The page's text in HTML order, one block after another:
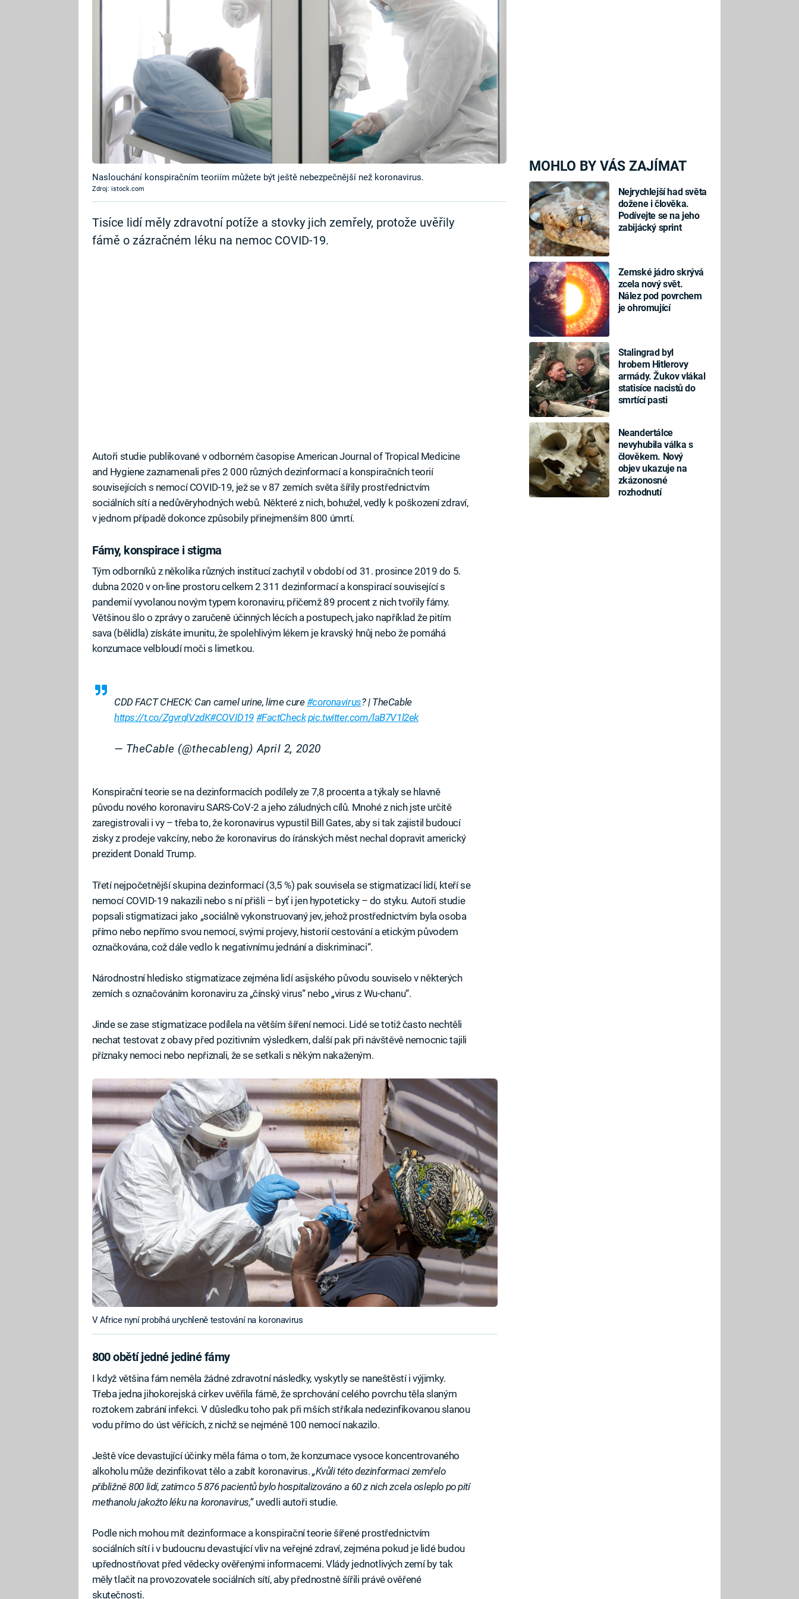
MOHLO BY VÁS ZAJÍMAT
Nejrychlejší had světa
dožene i člověka.
Podívejte se na jeho
zabijácký sprint
Zemské jádro skrývá
zcela nový svět.
Nález pod povrchem
je ohromující
Stalingrad byl
hrobem Hitlerovy
armády. Žukov vlákal
statisíce nacistů do
smrtící pasti
Neandertálce
nevyhubila válka s
člověkem. Nový
objev ukazuje na
zkázonosné
rozhodnutí
Naslouchání konspiračním teoriím můžete být ještě nebezpečnější než koronavirus.
Zdroj: istock.com
Tisíce lidí měly zdravotní potíže a stovky jich zemřely, protože uvěřily
fámě o zázračném léku na nemoc COVID-19.
Autoři studie publikované v odborném časopise American Journal of Tropical Medicine
and Hygiene zaznamenali přes 2 000 různých dezinformací a konspiračních teorií
souvisejících s nemocí COVID-19, jež se v 87 zemích světa šířily prostřednictvím
sociálních sítí a nedůvěryhodných webů. Některé z nich, bohužel, vedly k poškození zdraví,
v jednom případě dokonce způsobily přinejmenším 800 úmrtí.
Fámy, konspirace i stigma
Tým odborníků z několika různých institucí zachytil v období od 31. prosince 2019 do 5.
dubna 2020 v on-line prostoru celkem 2 311 dezinformací a konspirací související s
pandemií vyvolanou novým typem koronaviru, přičemž 89 procent z nich tvořily fámy.
Většinou šlo o zprávy o zaručeně účinných lécích a postupech, jako například že pitím
sava (bělidla) získáte imunitu, že spolehlivým lékem je kravský hnůj nebo že pomáhá
konzumace velbloudí moči s limetkou.
CDD FACT CHECK: Can camel urine, lime cure#coronavirus? | TheCable
https://t.co/ZgvrqlVzdK#COVID19 #FactCheckpic.twitter.com/laB7V1l2ek
— TheCable (@thecableng)April 2, 2020
Konspirační teorie se na dezinformacích podílely ze 7,8 procenta a týkaly se hlavně
původu nového koronaviru SARS-CoV-2 a jeho záludných cílů. Mnohé z nich jste určitě
zaregistrovali i vy – třeba to, že koronavirus vypustil Bill Gates, aby si tak zajistil budoucí
zisky z prodeje vakcíny, nebo že koronavirus do íránských měst nechal dopravit americký
prezident Donald Trump.
Třetí nejpočetnější skupina dezinformací (3,5 %) pak souvisela se stigmatizací lidí, kteří se
nemocí COVID-19 nakazili nebo s ní přišli – byť i jen hypoteticky – do styku. Autoři studie
popsali stigmatizaci jako „sociálně vykonstruovaný jev, jehož prostřednictvím byla osoba
přímo nebo nepřímo svou nemocí, svými projevy, historií cestování a etickým původem
označkována, což dále vedlo k negativnímu jednání a diskriminaci“.
Národnostní hledisko stigmatizace zejména lidí asijského původu souviselo v některých
zemích s označováním koronaviru za „čínský virus“ nebo „virus z Wu-chanu“.
Jinde se zase stigmatizace podílela na větším šíření nemoci. Lidé se totiž často nechtěli
nechat testovat z obavy před pozitivním výsledkem, další pak při návštěvě nemocnic tajili
příznaky nemoci nebo nepřiznali, že se setkali s někým nakaženým.
V Africe nyní probíhá urychleně testování na koronavirus
800 obětí jedné jediné fámy
I když většina fám neměla žádné zdravotní následky, vyskytly se naneštěstí i výjimky.
Třeba jedna jihokorejská církev uvěřila fámě, že sprchování celého povrchu těla slaným
roztokem zabrání infekci. V důsledku toho pak při mších stříkala nedezinfikovanou slanou
vodu přímo do úst věřících, z nichž se nejméně 100 nemocí nakazilo.
Ještě více devastující účinky měla fáma o tom, že konzumace vysoce koncentrovaného
alkoholu může dezinfikovat tělo a zabít koronavirus.„Kvůli této dezinformaci zemřelo
přibližně 800 lidí, zatímco 5 876 ​​pacientů bylo hospitalizováno a 60 z nich zcela osleplo po pití
methanolu jakožto léku na koronavirus,“uvedli autoři studie.
Podle nich mohou mít dezinformace a konspirační teorie šířené prostřednictvím
sociálních sítí i v budoucnu devastující vliv na veřejné zdraví, zejména pokud je lidé budou
upřednostňovat před vědecky ověřenými informacemi. Vlády jednotlivých zemí by tak
měly tlačit na provozovatele sociálních sítí, aby přednostně šířili právě ověřené
skutečnosti.